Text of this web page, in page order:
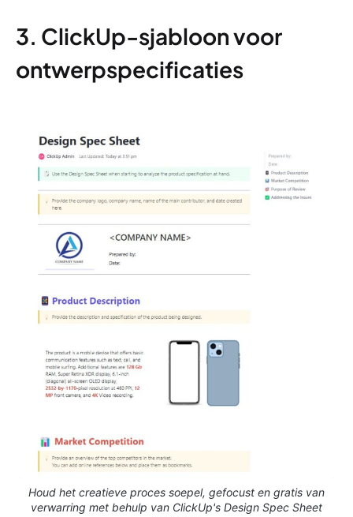
3. ClickUp-sjabloon voor
ontwerpspecificaties
Houd het creatieve proces soepel, gefocust en gratis van
verwarring met behulp van ClickUp's Design Spec Sheet